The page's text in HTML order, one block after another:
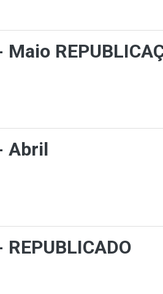
Abril